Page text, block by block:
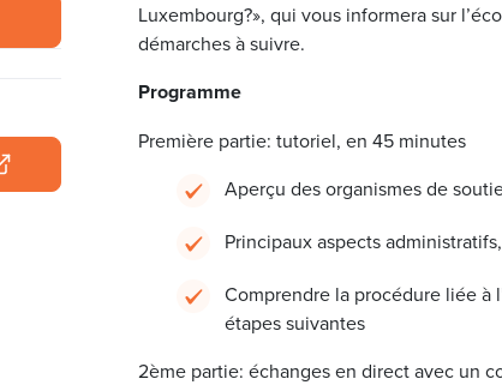
Luxembourg?», qui vous informera sur
démarches à suivre.
Programme
Première partie: tutoriel, en 45 minutes
Aperçu des organismes de
Principaux aspects
Comprendre la procédure liée à
étapes suivantes
2ème partie: échanges en direct avec un